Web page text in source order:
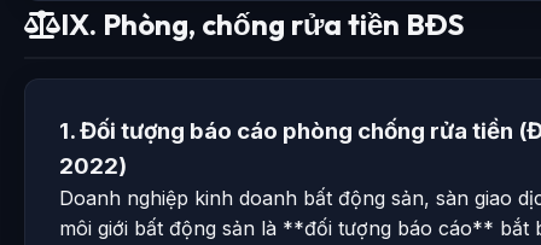
IX. Phòng, chống rửa tiền BĐS
1. Đối tượng báo cáo phòng chống rửa tiền
2022)
Doanh nghiệp kinh doanh bất động sản, sàn giao
môi giới bất động sản là **đối tượng báo cáo** bắt